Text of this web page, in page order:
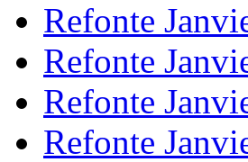
Refonte
Refonte
Refonte
Refonte